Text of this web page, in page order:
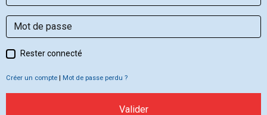
Rester connecté
Créer un compte | Mot de passe perdu ?
Valider